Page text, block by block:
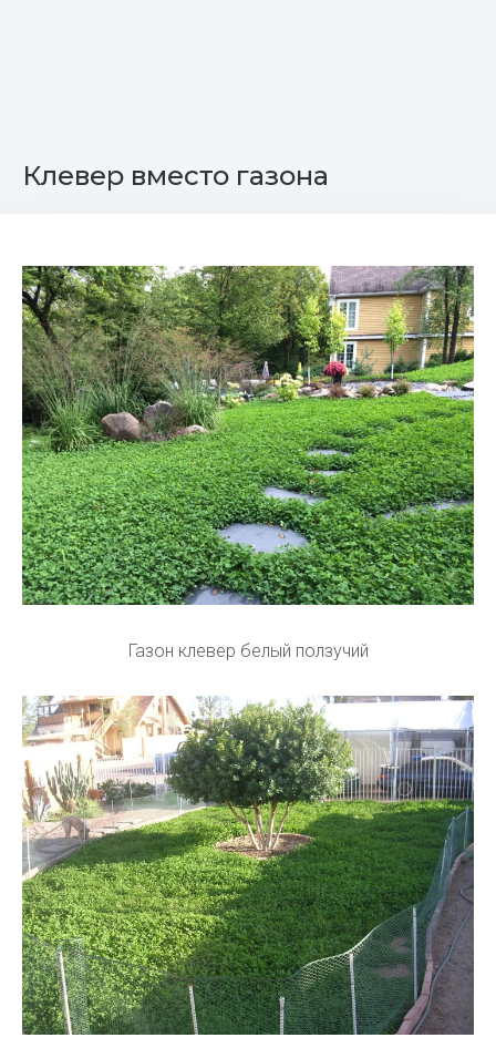
Клевер вместо газона
Газон клевер белый ползучий